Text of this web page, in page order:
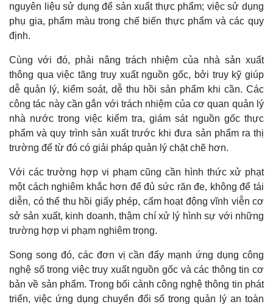
Doanh nghiệp
Thông tin doanh nghiệp
Doanh nghiệp 24h
Doanh nhân
Vì cộng đồng
Công nghệ
Sành điệu
Tin Công nghệ
Trải nghiệm
Chuyển đổi số
nguyên liệu sử dụng để sản xuất thực phẩm; việc sử dụng
phụ gia, phẩm màu trong chế biến thực phẩm và các quy
định.
Cùng với đó, phải nâng trách nhiệm của nhà sản xuất
thông qua việc tăng truy xuất nguồn gốc, bởi truy kỹ giúp
dễ quản lý, kiểm soát, dễ thu hồi sản phẩm khi cần. Các
công tác này cần gắn với trách nhiệm của cơ quan quản lý
nhà nước trong việc kiểm tra, giám sát nguồn gốc thực
phẩm và quy trình sản xuất trước khi đưa sản phẩm ra thị
trường để từ đó có giải pháp quản lý chặt chẽ hơn.
Với các trường hợp vi phạm cũng cần hình thức xử phạt
một cách nghiêm khắc hơn để đủ sức răn đe, không để tái
diễn, có thể thu hồi giấy phép, cấm hoạt động vĩnh viễn cơ
sở sản xuất, kinh doanh, thậm chí xử lý hình sự với những
trường hợp vi phạm nghiêm trọng.
Song song đó, các đơn vị cần đẩy mạnh ứng dụng công
nghệ số trong việc truy xuất nguồn gốc và các thông tin cơ
bản về sản phẩm. Trong bối cảnh công nghệ thông tin phát
triển, việc ứng dụng chuyển đổi số trong quản lý an toàn